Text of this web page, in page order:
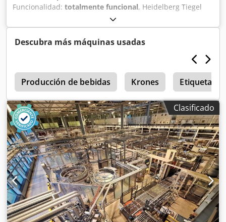
Funcionalidad: totalmente funcional, Heidelberg Tiegel
A4, modelo gris. Dkjdozmpbbepfx Afaer Año de
fabricación: 1984. Disponible de inmediato.
Descubra más máquinas usadas
Producción de bebidas Krones
Clasificado